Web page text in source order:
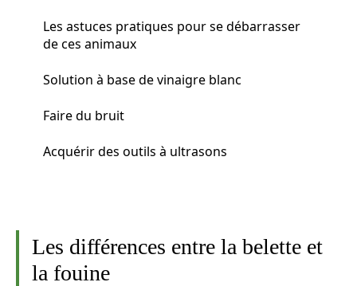
Les astuces pratiques pour se débarrasser
de ces animaux
Solution à base de vinaigre blanc
Faire du bruit
Acquérir des outils à ultrasons
Les différences entre la belette et
la fouine